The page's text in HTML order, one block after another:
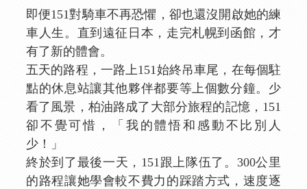
即便151對騎車不再恐懼，卻也還沒開啟她的練
車人生。直到遠征日本，走完札幌到函館，才
有了新的體會。
五天的路程，一路上151始終吊車尾，在每個駐
點的休息站讓其他夥伴都要等上個數分鐘。少
看了風景，柏油路成了大部分旅程的記憶，151
卻不覺可惜，「我的體悟和感動不比別人
少！」
終於到了最後一天，151跟上隊伍了。300公里
的路程讓她學會較不費力的踩踏方式，速度逐